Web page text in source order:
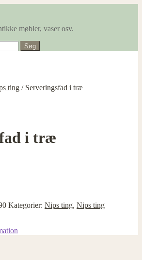
møbler, vaser osv.
Søg
ting / Serveringsfad i træ
i træ
Kategorier: Nips ting, Nips ting